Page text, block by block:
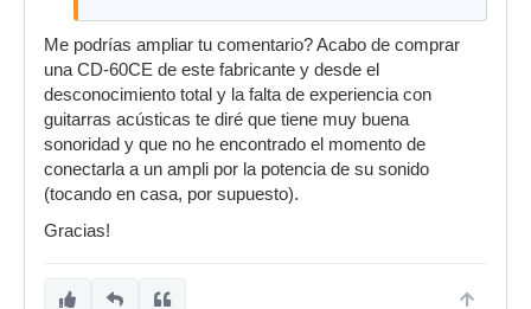
Me podrías ampliar tu comentario? Acabo de comprar
una CD-60CE de este fabricante y desde el
desconocimiento total y la falta de experiencia con
guitarras acústicas te diré que tiene muy buena
sonoridad y que no he encontrado el momento de
conectarla a un ampli por la potencia de su sonido
(tocando en casa, por supuesto).
Gracias!